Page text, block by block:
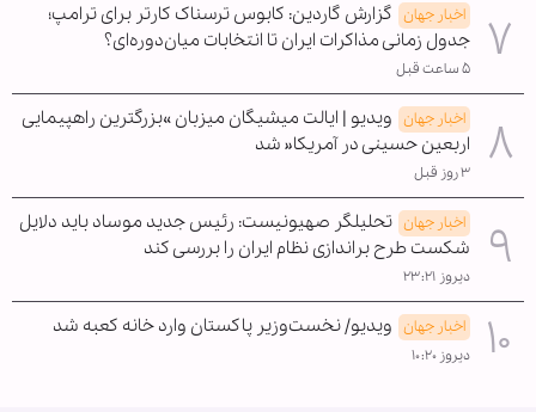
اخبار جهان گزارش گاردین: کابوس ترسناک کارتر برای ترامپ؛
جدول زمانی مذاکرات ایران تا انتخابات میان‌دوره‌ای؟
۵ ساعت قبل
اخبار جهان ویدیو | ایالت میشیگان میزبان »بزرگترین راهپیمایی
اربعین حسینی در آمریکا« شد
۳ روز قبل
اخبار جهان تحلیلگر صهیونیست: رئیس جدید موساد باید دلایل
شکست طرح براندازی نظام ایران را بررسی کند
دیروز ۲۳:۲۱
اخبار جهان ویدیو/ نخست‌وزیر پاکستان وارد خانه کعبه شد
دیروز ۱۰:۲۰